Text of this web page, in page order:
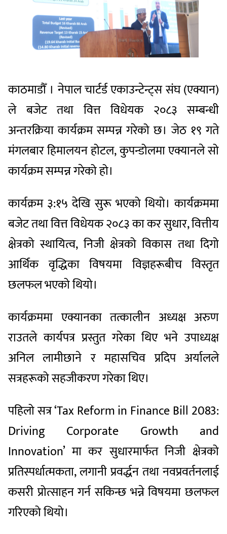
काठमाडौँ । नेपाल चार्टर्ड एकाउन्टेन्ट्स संघ (एक्यान)
ले बजेट तथा वित्त विधेयक २०८३ सम्बन्धी
अन्तरक्रिया कार्यक्रम सम्पन्न गरेको छ। जेठ १९ गते
मंगलबार हिमालयन होटल, कुपन्डोलमा एक्यानले सो
कार्यक्रम सम्पन्न गरेको हो।
कार्यक्रम ३:१५ देखि सुरू भएको थियो। कार्यक्रममा
बजेट तथा वित्त विधेयक २०८३ का कर सुधार, वित्तीय
क्षेत्रको स्थायित्व, निजी क्षेत्रको विकास तथा दिगो
आर्थिक वृद्धिका विषयमा विज्ञहरूबीच विस्तृत
छलफल भएको थियो।
कार्यक्रममा एक्यानका तत्कालीन अध्यक्ष अरुण
राउतले कार्यपत्र प्रस्तुत गरेका थिए भने उपाध्यक्ष
अनिल लामीछाने र महासचिव प्रदिप अर्यालले
सत्रहरूको सहजीकरण गरेका थिए।
पहिलो सत्र ‘Tax Reform in Finance Bill 2083:
Driving Corporate Growth and
Innovation’ मा कर सुधारमार्फत निजी क्षेत्रको
प्रतिस्पर्धात्मकता, लगानी प्रवर्द्धन तथा नवप्रवर्तनलाई
कसरी प्रोत्साहन गर्न सकिन्छ भन्ने विषयमा छलफल
गरिएको थियो।